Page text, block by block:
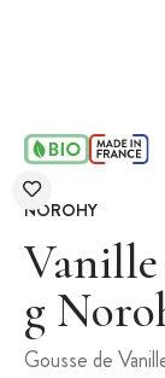
NOROHY
Vanille
g
Gousse de